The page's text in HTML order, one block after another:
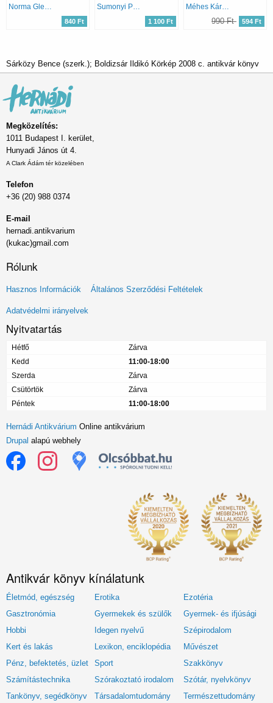
Norma Gleason
840 Ft
Sumonyi Papp Zoltán (szerk.)
1 100 Ft
Méhes Károly (szerk.)
990 Ft 594 Ft
Sárközy Bence (szerk.); Boldizsár Ildikó Körkép 2008 c. antikvár könyv
Megközelítés:
1011 Budapest I. kerület,
Hunyadi János út 4.
A Clark Ádám tér közelében
Telefon
+36 (20) 988 0374
E-mail
hernadi.antikvarium
(kukac)gmail.com
Rólunk
Lábléc
menü
Hasznos Információk Általános Szerződési Feltételek
Adatvédelmi irányelvek
Nyitvatartás
Hétfő
Zárva
Kedd
11:00-18:00
Szerda
Zárva
Csütörtök
Zárva
Péntek
11:00-18:00
Hernádi Antikvárium Online antikvárium
Drupal alapú webhely
Antikvár könyv kínálatunk
Életmód, egészség Erotika
Ezotéria
Gasztronómia
Gyermekek és szülők
Gyermek- és ifjúsági
Hobbi
Idegen nyelvű
Szépirodalom
Kert és lakás
Lexikon, enciklopédia
Művészet
Pénz, befektetés, üzlet
Sport
Szakkönyv
Számítástechnika
Szórakoztató irodalom
Szótár, nyelvkönyv
Tankönyv, segédkönyv
Társadalomtudomány Természettudomány